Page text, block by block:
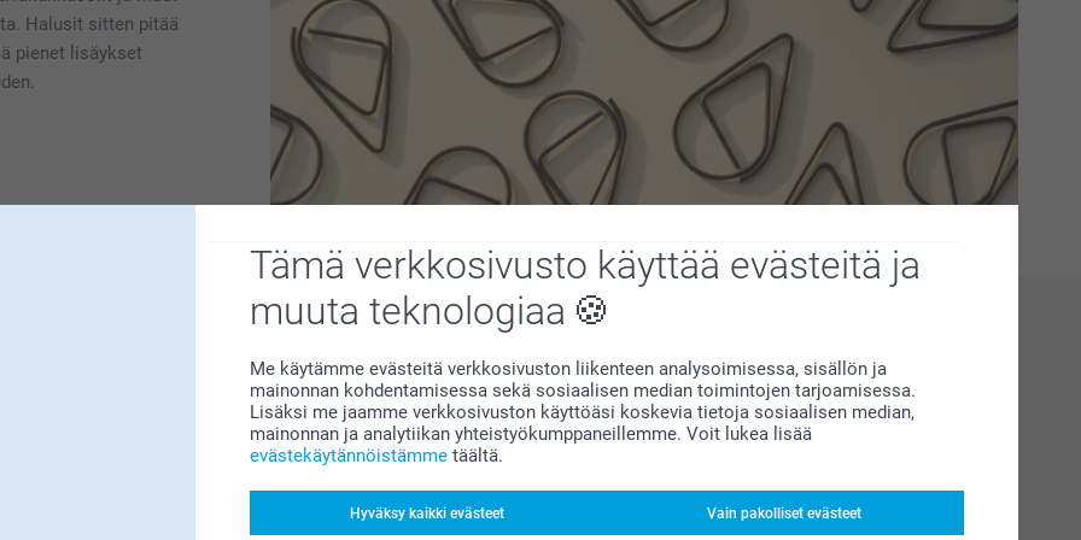
Tämä verkkosivusto käyttää evästeitä ja
muuta teknologiaa
Me käytämme evästeitä verkkosivuston liikenteen analysoimisessa, sisällön ja
mainonnan kohdentamisessa sekä sosiaalisen median toimintojen tarjoamisessa.
Lisäksi me jaamme verkkosivuston käyttöäsi koskevia tietoja sosiaalisen median,
mainonnan ja analytiikan yhteistyökumppaneillemme. Voit lukea lisää
evästekäytännöistämme täältä.
Hyväksy kaikki evästeet Vain pakolliset evästeet
Halusit sitten pitää
pienet lisäykset
smartphoto?